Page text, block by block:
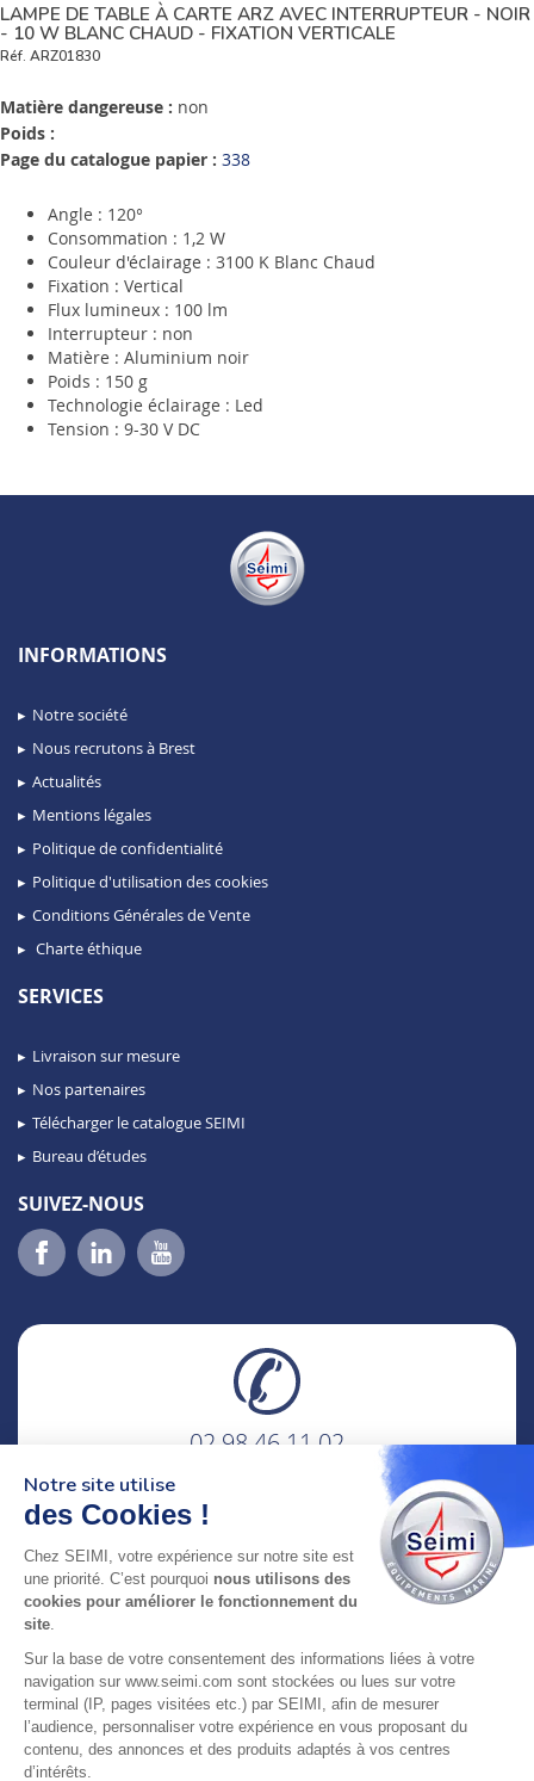
LAMPE DE TABLE À CARTE ARZ AVEC INTERRUPTEUR - NOIR
- 10 W BLANC CHAUD - FIXATION VERTICALE
Réf. ARZ01830
Matière dangereuse : non
Poids :
Page du catalogue papier : 338
Angle : 120°
Consommation : 1,2 W
Couleur d'éclairage : 3100 K Blanc Chaud
Fixation : Vertical
Flux lumineux : 100 lm
Interrupteur : non
Matière : Aluminium noir
Poids : 150 g
Technologie éclairage : Led
Tension : 9-30 V DC
INFORMATIONS
Notre société
Nous recrutons à Brest
Actualités
Mentions légales
Politique de confidentialité
Politique d'utilisation des cookies
Conditions Générales de Vente
Charte éthique
SERVICES
Livraison sur mesure
Nos partenaires
Télécharger le catalogue SEIMI
Bureau d’études
SUIVEZ-NOUS
02 98 46 11 02
adresse : 75 Rue Amiral Troude,
29200 Brest FRANCE
LABELLISÉE
Notre site utilise
des Cookies !
Chez SEIMI, votre expérience sur notre site est
une priorité. C’est pourquoi nous utilisons des
cookies pour améliorer le fonctionnement du
site.
Sur la base de votre consentement des informations liées à votre
navigation sur www.seimi.com sont stockées ou lues sur votre
terminal (IP, pages visitées etc.) par SEIMI, afin de mesurer
l’audience, personnaliser votre expérience en vous proposant du
contenu, des annonces et des produits adaptés à vos centres
d’intérêts.